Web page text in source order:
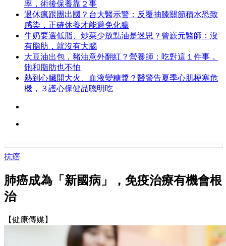
率，術後保養靠２事
退休瘋跟團出國？台大醫示警：反覆抽膝關節積水恐致
感染，正確休養才能避免化膿
牛奶要選低脂、炒菜少放點油是迷思？曾嶔元醫師：沒
有脂肪，就沒有大腦
大豆油出包，豬油意外翻紅？營養師：吃對這１件事，
飽和脂肪也不怕
熱到心臟開大火、血液變糖漿？醫警告夏季心肌梗塞危
機，３護心保健品聰明吃
抗癌
肺癌成為「新國病」，免疫治療有機會根
治
【健康傳媒】